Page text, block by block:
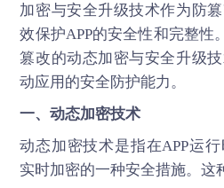
加密与安全升级技术作为防
效保护APP的安全性和完整性
篡改的动态加密与安全升级
动应用的安全防护能力。
一、动态加密技术
动态加密技术是指在APP运
实时加密的一种安全措施。这